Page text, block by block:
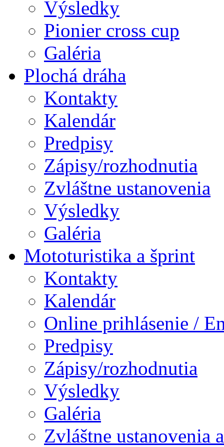
Výsledky
Pionier cross cup
Galéria
Plochá dráha
Kontakty
Kalendár
Predpisy
Zápisy/rozhodnutia
Zvláštne ustanovenia
Výsledky
Galéria
Mototuristika a šprint
Kontakty
Kalendár
Online prihlásenie /
Predpisy
Zápisy/rozhodnutia
Výsledky
Galéria
Zvláštne ustanovenia